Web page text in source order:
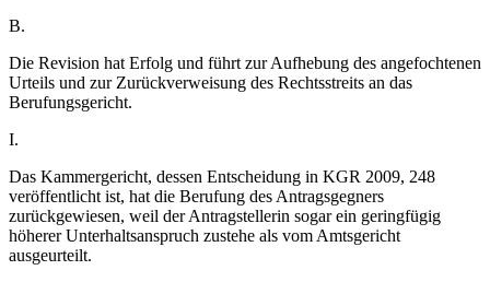
B.
Die Revision hat Erfolg und führt zur Aufhebung des angefochtenen
Urteils und zur Zurückverweisung des Rechtsstreits an das
Berufungsgericht.
I.
Das Kammergericht, dessen Entscheidung in KGR 2009, 248
veröffentlicht ist, hat die Berufung des Antragsgegners
zurückgewiesen, weil der Antragstellerin sogar ein geringfügig
höherer Unterhaltsanspruch zustehe als vom Amtsgericht
ausgeurteilt.